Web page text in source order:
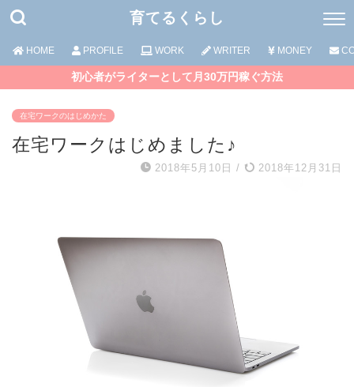
育てるくらし
HOME PROFILE WORK WRITER MONEY
初心者がライターとして月30万円稼ぐ方法
在宅ワークのはじめかた
在宅ワークはじめました♪
2018年5月10日 / 2018年12月31日